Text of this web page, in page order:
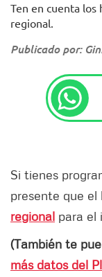
Ten en cuenta los
regional.
Publicado por:
Si tienes
presente que el
regional para el
(También te
más datos del